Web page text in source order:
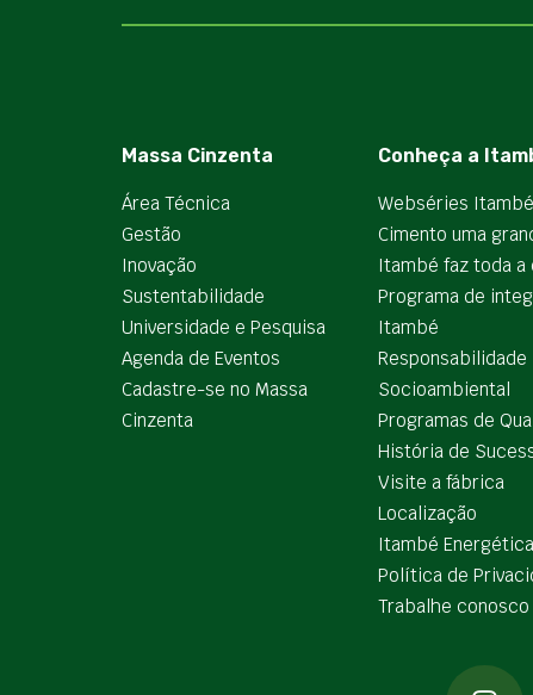
Massa Cinzenta
Área Técnica
Gestão
Inovação
Sustentabilidade
Universidade e Pesquisa
Agenda de Eventos
Cadastre-se no Massa
Cinzenta
Conheça a
Webséries Itambé
Cimento uma
Itambé faz toda a
Programa de
Itambé
Responsabilidade
Socioambiental
Programas de
História de
Visite a fábrica
Localização
Itambé Energética
Política de
Trabalhe conosco